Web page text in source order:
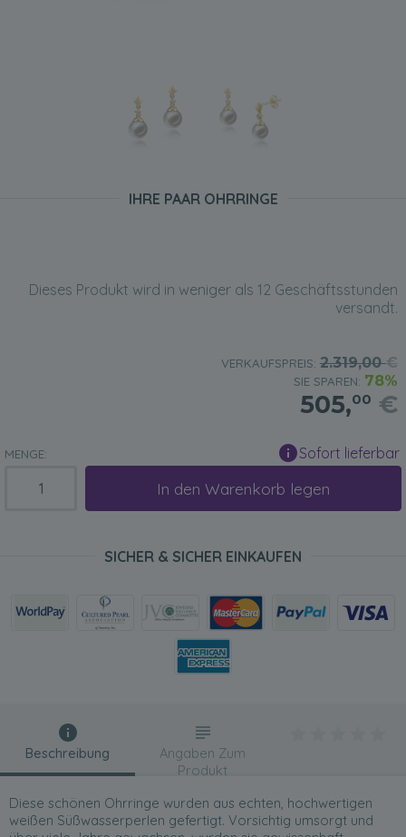
IHRE PAAR OHRRINGE
Dieses Produkt wird in weniger als 12 Geschäftsstunden
versandt.
VERKAUFSPREIS: 2.319,00€
SIE SPAREN: 78%
505,00 €
MENGE: Sofort lieferbar
In den Warenkorb legen
SICHER & SICHER EINKAUFEN
Beschreibung
Diese schönen Ohrringe wurden aus echten, hochwertigen
weißen Süßwasserperlen gefertigt. Vorsichtig umsorgt und
Angaben Zum
Produkt